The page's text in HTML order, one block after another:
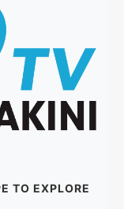
TO EXPLORE